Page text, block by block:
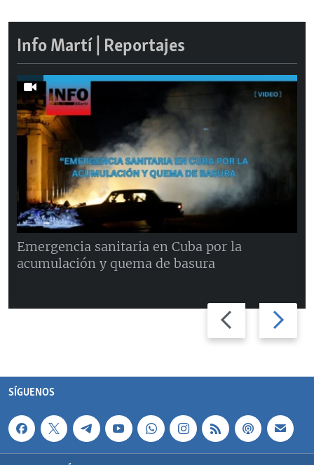
Info Martí | Reportajes
Previous
slide
Next
slide
Emergencia sanitaria en Cuba por la
acumulación y quema de basura
SÍGUENOS